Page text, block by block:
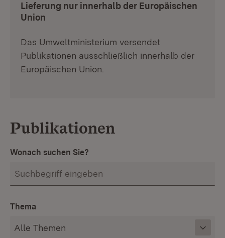
Lieferung nur innerhalb der Europäischen
Union
Das Umweltministerium versendet
Publikationen ausschließlich innerhalb der
Europäischen Union.
Publikationen
Wonach suchen Sie?
Thema